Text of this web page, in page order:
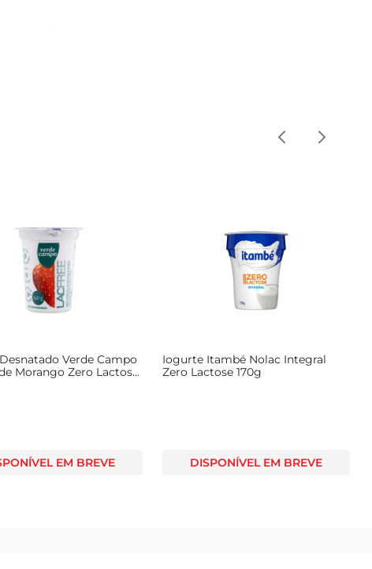
um toque especial, tornando o momento do lanche ainda
para quem tem uma rotina agitada, mas não quer abrir
Verde Campo
Morango Zero Lactose
EM BREVE
Iogurte Itambé Nolac Integral
Zero Lactose 170g
DISPONÍVEL EM BREVE